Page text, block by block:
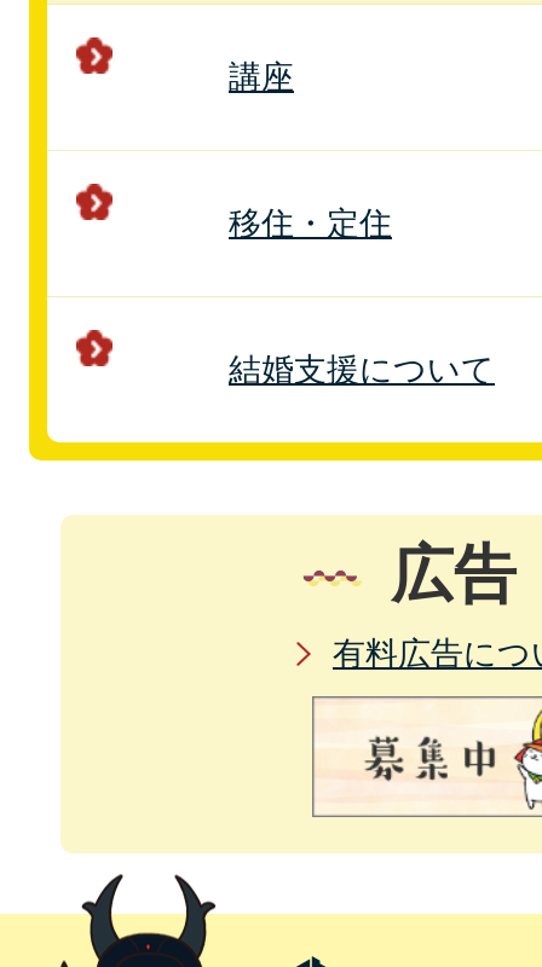
講座
移住・定住
結婚支援について
広告
有料広告につ